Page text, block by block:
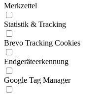
Merkzettel
Statistik & Tracking
Brevo Tracking Cookies
Endgeräteerkennung
Google Tag Manager